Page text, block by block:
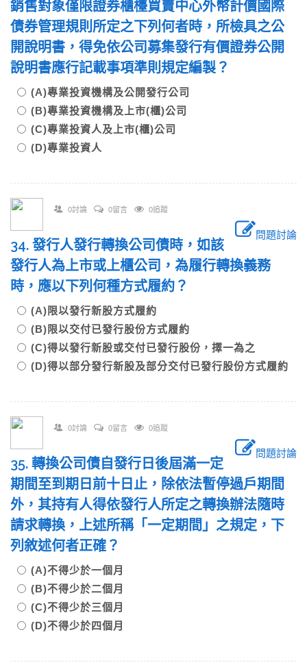
銷售對象僅限證券櫃檯買賣中心外幣計價國際
債券管理規則所定之下列何者時，所檢具之公
開說明書，得免依公司募集發行有價證券公開
說明書應行記載事項準則規定編製？
(A)專業投資機構及公開發行公司
(B)專業投資機構及上市(櫃)公司
(C)專業投資人及上市(櫃)公司
(D)專業投資人
0討論 0留言 0追蹤
問題討論
34. 發行人發行轉換公司債時，如該
發行人為上市或上櫃公司，為履行轉換義務
時，應以下列何種方式履約？
(A)限以發行新股方式履約
(B)限以交付已發行股份方式履約
(C)得以發行新股或交付已發行股份，擇一為之
(D)得以部分發行新股及部分交付已發行股份方式履約
0討論 0留言 0追蹤
問題討論
35. 轉換公司債自發行日後屆滿一定
期間至到期日前十日止，除依法暫停過戶期間
外，其持有人得依發行人所定之轉換辦法隨時
請求轉換，上述所稱「一定期間」之規定，下
列敘述何者正確？
(A)不得少於一個月
(B)不得少於二個月
(C)不得少於三個月
(D)不得少於四個月